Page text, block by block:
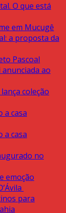
O que está
em Mucugê
a proposta da
Pascoal
ao
coleção
a casa
a casa
no
emoção
para